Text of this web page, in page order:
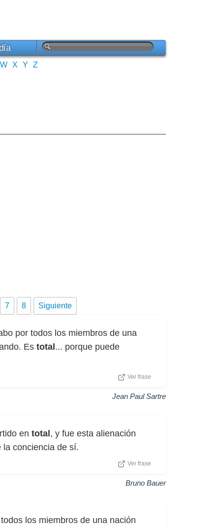
W X Y Z
7 8 Siguiente
por todos los miembros de una
Es total ... porque puede
Ver frase
Jean Paul Sartre
en total , y fue esta alienación
la conciencia de sí.
Ver frase
Bruno Bauer
los miembros de una nación